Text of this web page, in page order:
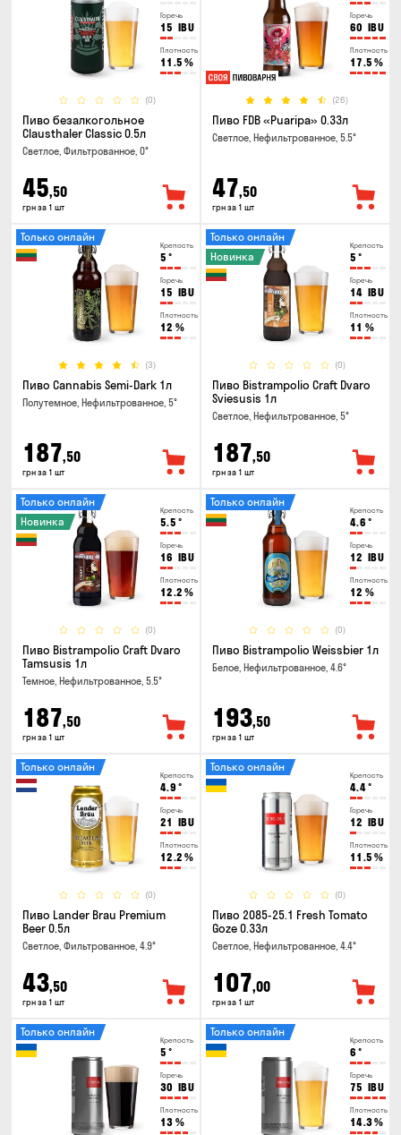
Горечь
15 IBU
Плотность
11.5 %
(0)
Пиво безалкогольное
Clausthaler Classic 0.5л
Светлое, Фильтрованное, 0°
45,50
грн за 1 шт
Горечь
60 IBU
Плотность
17.5 %
(26)
Пиво FDB «Puaripa» 0.33л
Светлое, Нефильтрованное, 5.5°
47,50
грн за 1 шт
Крепость
5 °
Горечь
15 IBU
Плотность
12 %
(3)
Только онлайн
Пиво Cannabis Semi-Dark 1л
Полутемное, Нефильтрованное, 5°
187,50
грн за 1 шт
Крепость
5 °
Горечь
14 IBU
Плотность
11 %
(0)
Только онлайн
Новинка
Пиво Bistrampolio Craft Dvaro
Sviesusis 1л
Светлое, Нефильтрованное, 5°
187,50
грн за 1 шт
Крепость
5.5 °
Горечь
16 IBU
Плотность
12.2 %
(0)
Только онлайн
Новинка
Пиво Bistrampolio Craft Dvaro
Tamsusis 1л
Темное, Нефильтрованное, 5.5°
187,50
грн за 1 шт
Крепость
4.6 °
Горечь
12 IBU
Плотность
12 %
(0)
Только онлайн
Пиво Bistrampolio Weissbier 1л
Белое, Нефильтрованное, 4.6°
193,50
грн за 1 шт
Крепость
4.9 °
Горечь
21 IBU
Плотность
12.2 %
(0)
Только онлайн
Пиво Lander Brau Premium
Beer 0.5л
Светлое, Фильтрованное, 4.9°
43,50
грн за 1 шт
Крепость
4.4°
Горечь
12 IBU
Плотность
11.5 %
(0)
Только онлайн
Пиво 2085-25.1 Fresh Tomato
Goze 0.33л
Светлое, Нефильтрованное, 4.4°
107,00
грн за 1 шт
Крепость
5 °
Горечь
30 IBU
Плотность
13 %
Только онлайн
Крепость
6 °
Горечь
75 IBU
Плотность
14.3%
Только онлайн